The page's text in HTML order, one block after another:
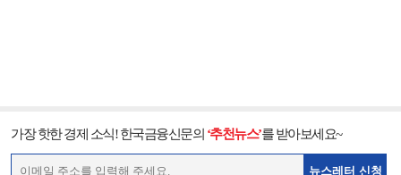
가장 핫한 경제 소식! 한국금융신문의 ‘추천뉴스’를 받아보세요~
뉴스레터 신청